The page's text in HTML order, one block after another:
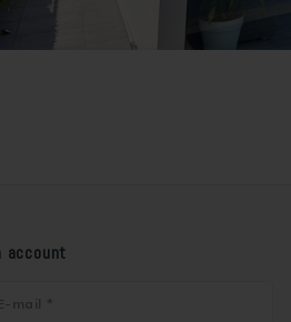
account